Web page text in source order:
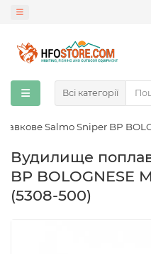
Всі категорії
Salmo Sniper BP
Вудилище
BP BOLOGNESE
(5308-500)